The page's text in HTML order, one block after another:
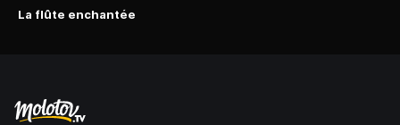
La flûte enchantée